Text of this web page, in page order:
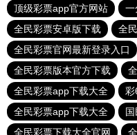
顶级彩票app官方网站
一
全民彩票安卓版下载
全
全民彩票官网最新登录入口
全民彩票版本官方下载
全民彩票app下载大全
彩
全民彩票app下载大全
全民彩票下载大全官网